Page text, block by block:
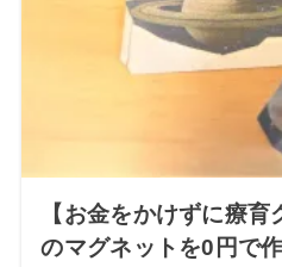
【お金をかけずに療
のマグネットを0円で作